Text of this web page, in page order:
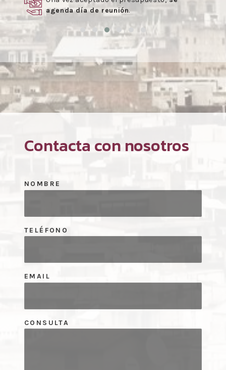
agenda día de reunión.
Contacta con nosotros
NOMBRE
TELÉFONO
EMAIL
CONSULTA